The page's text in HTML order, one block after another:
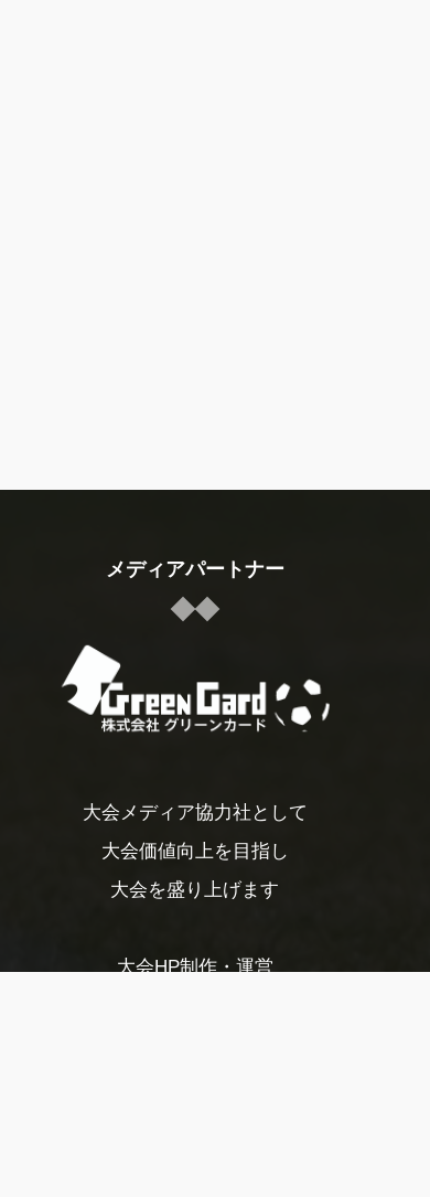
メディアパートナー
大会メディア協力社として
大会価値向上を目指し
大会を盛り上げます
大会HP制作・運営